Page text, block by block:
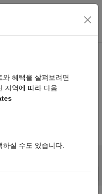
토글
Toolbox
expand all in page
혜택을 살펴보려면
지역에 따라 다음
하실 수도 있습니다.